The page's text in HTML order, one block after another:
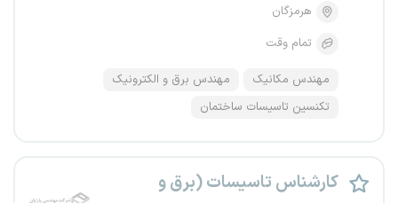
هرمزگان
تمام وقت
مهندس مکانیک
مهندس برق و الکترونیک
تکنسین تاسیسات ساختمان
کارشناس تاسیسات (برق و